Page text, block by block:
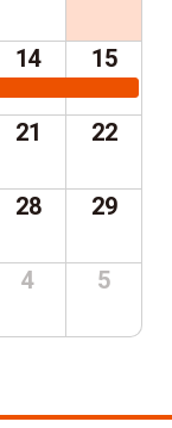
14 15
21 22
28 29
4 5